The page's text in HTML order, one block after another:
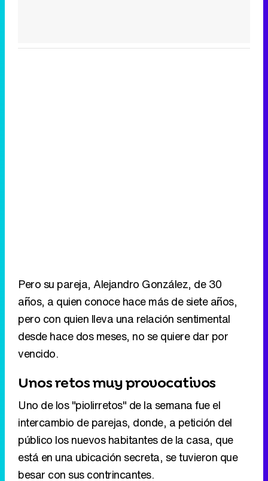
Pero su pareja, Alejandro González, de 30
años, a quien conoce hace más de siete años,
pero con quien lleva una relación sentimental
desde hace dos meses, no se quiere dar por
vencido.
Unos retos muy provocativos
Uno de los "piolirretos" de la semana fue el
intercambio de parejas, donde, a petición del
público los nuevos habitantes de la casa, que
está en una ubicación secreta, se tuvieron que
besar con sus contrincantes.